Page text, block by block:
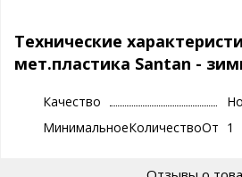
Технические
мет.пластика Santan -
Качество
1